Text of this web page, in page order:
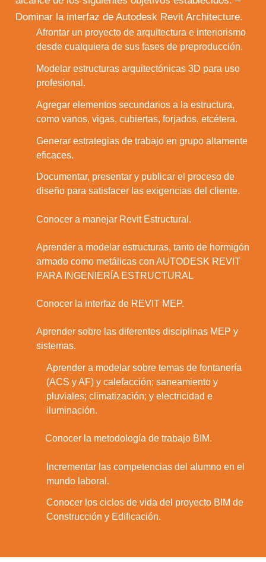
Dominar la interfaz de Autodesk Revit Architecture.
Afrontar un proyecto de arquitectura e interiorismo
desde cualquiera de sus fases de preproducción.
Modelar estructuras arquitectónicas 3D para uso
profesional.
Agregar elementos secundarios a la estructura,
como vanos, vigas, cubiertas, forjados, etcétera.
Generar estrategias de trabajo en grupo altamente
eficaces.
Documentar, presentar y publicar el proceso de
diseño para satisfacer las exigencias del cliente.
Conocer a manejar Revit Estructural.
Aprender a modelar estructuras, tanto de hormigón
armado como metálicas con AUTODESK REVIT
PARA INGENIERÍA ESTRUCTURAL
Conocer la interfaz de REVIT MEP.
Aprender sobre las diferentes disciplinas MEP y
sistemas.
Aprender a modelar sobre temas de fontanería
(ACS y AF) y calefacción; saneamiento y
pluviales; climatización; y electricidad e
iluminación.
Conocer la metodología de trabajo BIM.
Incrementar las competencias del alumno en el
mundo laboral.
Conocer los ciclos de vida del proyecto BIM de
Construcción y Edificación.